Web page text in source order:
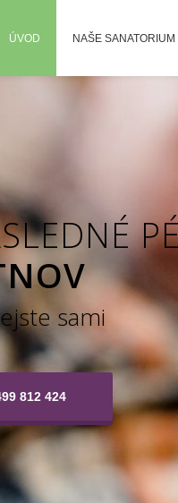
ÚVOD NAŠE SANATORIUM
sami
812 424